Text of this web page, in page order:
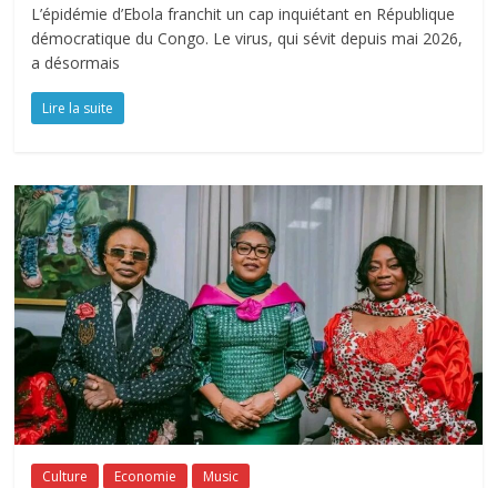
L’épidémie d’Ebola franchit un cap inquiétant en République
démocratique du Congo. Le virus, qui sévit depuis mai 2026,
a désormais
Lire la suite
Culture Economie Music